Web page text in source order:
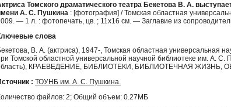
Томского драматического театра Бекетова В. А.
А. С. Пушкина : [фотография] / Томская областная
— 1 л. : фотопечать, цв. ; 11х16 см. — Заглавие из
слова
В. А. (актриса), 1947-, Томская областная универсальная
Томской областной универсальной научной библиотеке им. А. С.
КРАЕВЕДЕНИЕ, БИБЛИОТЕКИ, БИБЛИОТЕЧНАЯ ЖИЗНЬ,
: ТОУНБ им. А. С. Пушкина.
файлов: 2; Общий объем: 0.27МБ